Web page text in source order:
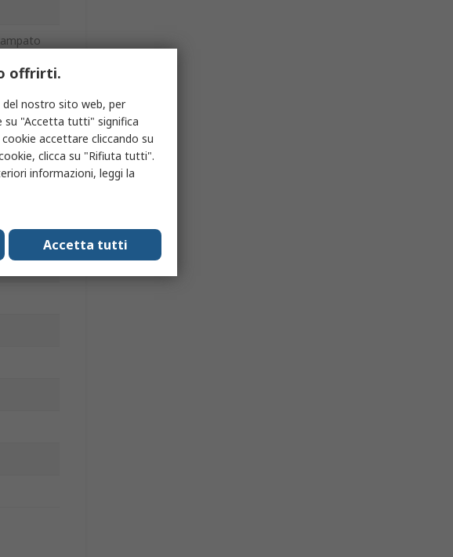
offrirti.
nostro sito web, per
su "Accetta tutti" significa
accettare cliccando su
clicca su "Rifiuta tutti".
informazioni, leggi la
Accetta tutti